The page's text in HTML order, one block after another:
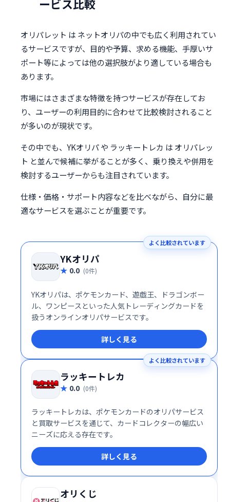
ービス比較
オリパレット は ネットオリパの中でも広く利用されてい
るサービスですが、目的や予算、求める機能、手厚いサ
ポート等によっては他の選択肢がより適している場合も
あります。
市場にはさまざまな特徴を持つサービスが存在してお
り、ユーザーの利用目的に合わせて比較検討されること
が多いのが現状です。
その中でも、YKオリパ や ラッキートレカ は オリパレッ
ト と並んで候補に挙がることが多く、乗り換えや併用を
検討するユーザーからも注目されています。
仕様・価格・サポート内容などを比べながら、自分に最
適なサービスを選ぶことが重要です。
よく比較されています
YKオリパ
0.0 (0件)
YKオリパは、ポケモンカード、遊戯王、ドラゴンボー
ル、ワンピースといった人気トレーディングカードを
扱うオンラインオリパサービスです。
詳しく見る
よく比較されています
ラッキートレカ
0.0 (0件)
ラッキートレカは、ポケモンカードのオリパサービス
と買取サービスを通じて、カードコレクターの幅広い
ニーズに応える存在です。
詳しく見る
オリくじ